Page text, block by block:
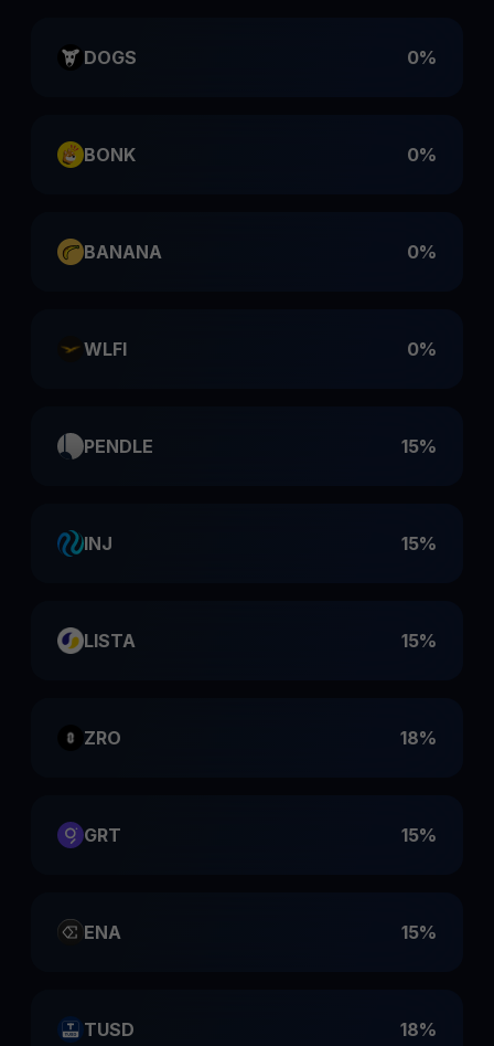
DOGS 0%
BONK 0%
BANANA 0%
WLFI 0%
PENDLE 15%
INJ 15%
LISTA 15%
ZRO 18%
GRT 15%
ENA 15%
TUSD 18%